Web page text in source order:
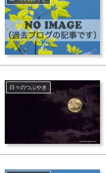
日々のつぶやき